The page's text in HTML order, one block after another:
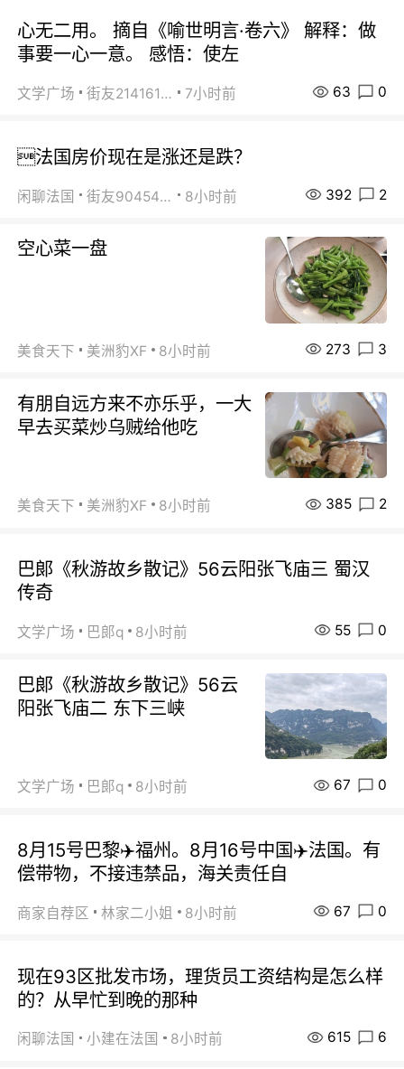
心无二用。 摘自《喻世明言·卷六》 解释：做
事要一心一意。 感悟：使左
文学广场 街友21416156 7小时前 63 0
法国房价现在是涨还是跌？
闲聊法国 街友90454511 8小时前 392 2
空心菜一盘
美食天下 美洲豹XF 8小时前 273 3
有朋自远方来不亦乐乎，一大
早去买菜炒乌贼给他吃
美食天下 美洲豹XF 8小时前 385 2
巴郞《秋游故乡散记》56云阳张飞庙三 蜀汉
传奇
文学广场 巴郞q 8小时前 55 0
巴郞《秋游故乡散记》56云
阳张飞庙二 东下三峡
文学广场 巴郞q 8小时前 67 0
8月15号巴黎✈️福州。8月16号中国✈️法国。有
偿带物，不接违禁品，海关责任自
商家自荐区 林家二小姐 8小时前 67 0
现在93区批发市场，理货员工资结构是怎么样
的？从早忙到晚的那种
闲聊法国 小建在法国 8小时前 615 6